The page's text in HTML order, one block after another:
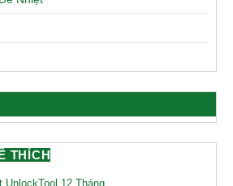
THÍCH
UnlockTool 12 Tháng